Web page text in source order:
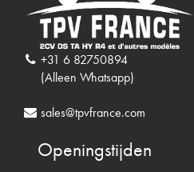
+31 6 82750894
(Alleen Whatsapp)
sales@tpvfrance.com
Openingstijden